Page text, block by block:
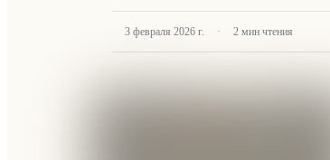
3 февраля 2026 г. · 2 мин чтения